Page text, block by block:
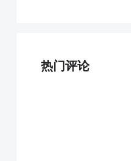
热门评论